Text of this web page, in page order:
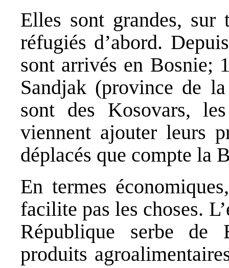
Elles sont grandes,
réfugiés d’abord.
sont arrivés en Bosnie;
Sandjak (province de
sont des Kosovars,
viennent ajouter leurs
déplacés que compte la
En termes
facilite pas les choses.
République serbe de
produits